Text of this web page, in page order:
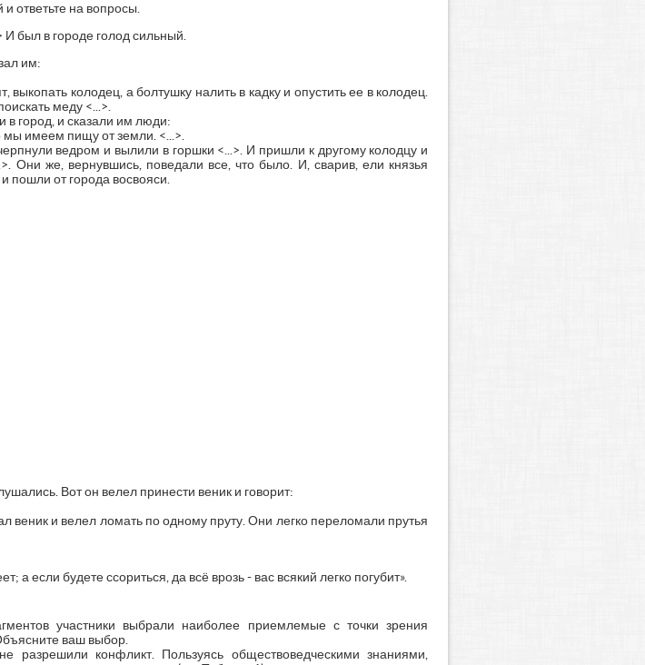
ответьте на вопросы.
был в городе голод сильный.
им:
колодец, а болтушку налить в кадку и опустить ее в колодец.
меду <...>.
в город, и сказали им люди:
мы имеем пищу от земли. <...>.
ведром и вылили в горшки <...>. И пришли к другому колодцу и
Они же, вернувшись, поведали все, что было. И, сварив, ели князья
пошли от города восвояси.
Вот он велел принести веник и говорит:
веник и велел ломать по одному пруту. Они легко переломали прутья
а если будете ссориться, да всё врозь - вас всякий легко погубит».
участники выбрали наиболее приемлемые с точки зрения
ваш выбор.
конфликт. Пользуясь обществоведческими знаниями,